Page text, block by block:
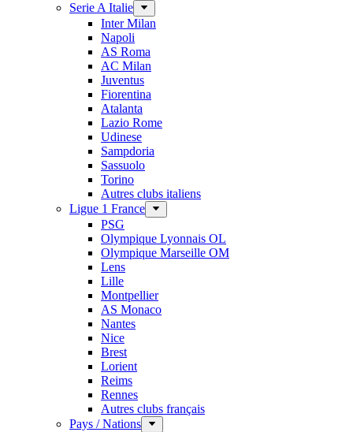
Serie A Italie
Inter Milan
Napoli
AS Roma
AC Milan
Juventus
Fiorentina
Atalanta
Lazio Rome
Udinese
Sampdoria
Sassuolo
Torino
Autres clubs italiens
Ligue 1 France
PSG
Olympique Lyonnais OL
Olympique Marseille OM
Lens
Lille
Montpellier
AS Monaco
Nantes
Nice
Brest
Lorient
Reims
Rennes
Autres clubs français
Pays / Nations